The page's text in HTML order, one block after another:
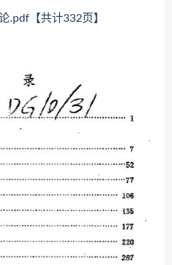
.pdf【共计332页】